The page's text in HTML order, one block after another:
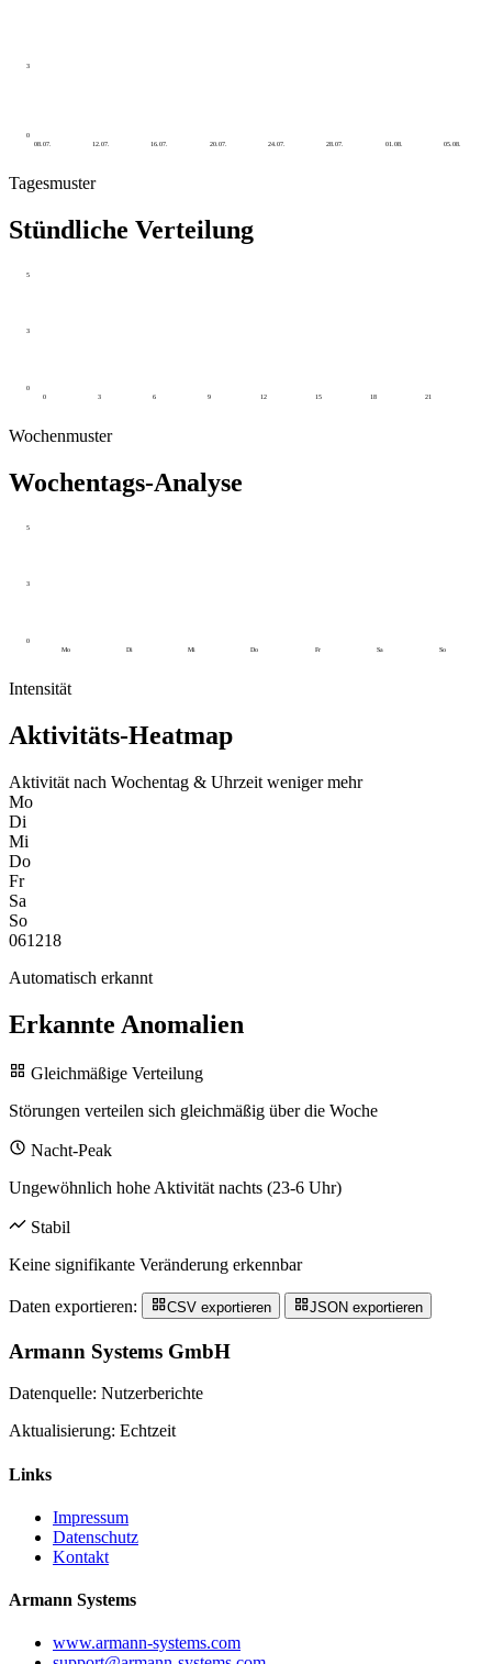
0
3
08.07. 12.07. 16.07. 20.07. 24.07. 28.07. 01.08. 05.08.
Tagesmuster
Stündliche Verteilung
0
3
5
0 3 6 9 12 15 18 21
Wochenmuster
Wochentags-Analyse
0
3
5
Mo Di Mi Do Fr Sa So
Intensität
Aktivitäts-Heatmap
Aktivität nach Wochentag & Uhrzeit wenigermehr
Mo
Di
Mi
Do
Fr
Sa
So
061218
Automatisch erkannt
Erkannte Anomalien
Gleichmäßige Verteilung
Störungen verteilen sich gleichmäßig über die Woche
Nacht-Peak
Ungewöhnlich hohe Aktivität nachts (23-6 Uhr)
Stabil
Keine signifikante Veränderung erkennbar
Daten exportieren: CSV exportieren JSON exportieren
Armann Systems GmbH
Datenquelle: Nutzerberichte
Aktualisierung: Echtzeit
Links
Impressum
Datenschutz
Kontakt
Armann Systems
www.armann-systems.com